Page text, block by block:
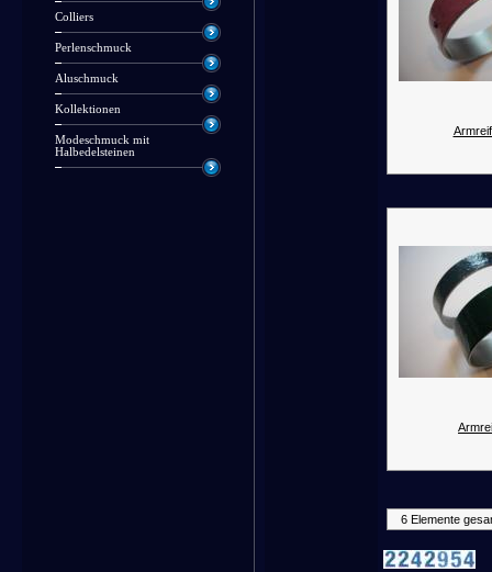
Colliers
Perlenschmuck
Aluschmuck
Kollektionen
Modeschmuck mit
Halbedelsteinen
6 Elemente